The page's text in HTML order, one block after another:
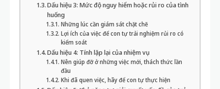
Dấu hiệu 3: Mức độ nguy hiểm hoặc rủi ro của tình
huống
Những lúc cần giám sát chặt chẽ
Lợi ích của việc để con tự trải nghiệm rủi ro có
kiểm soát
Dấu hiệu 4: Tính lặp lại của nhiệm vụ
Nên giúp đỡ ở những việc mới, thách thức lần
đầu
Khi đã quen việc, hãy để con tự thực hiện